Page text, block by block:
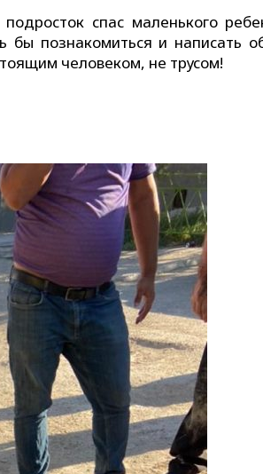
спас маленького
познакомиться и написать
человеком, не трусом!